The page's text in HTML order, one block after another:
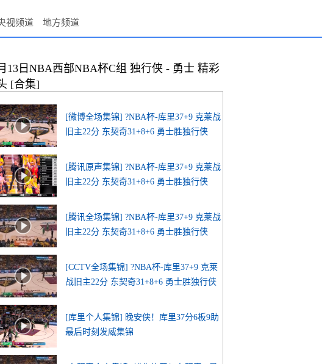
视频道 地方频道
13日NBA西部NBA杯C组 独行侠 - 勇士 精彩
[合集]
[微博全场集锦] ?NBA杯-库里37+9 克莱战
旧主22分 东契奇31+8+6 勇士胜独行侠
[腾讯原声集锦] ?NBA杯-库里37+9 克莱战
旧主22分 东契奇31+8+6 勇士胜独行侠
[腾讯全场集锦] ?NBA杯-库里37+9 克莱战
旧主22分 东契奇31+8+6 勇士胜独行侠
[CCTV全场集锦] ?NBA杯-库里37+9 克莱
战旧主22分 东契奇31+8+6 勇士胜独行侠
[库里个人集锦] 晚安侠！库里37分6板9助
最后时刻发威集锦